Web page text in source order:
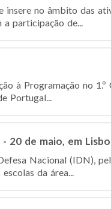
insere no âmbito das
participação de...
à Programação no 1.º
Portugal...
20 de maio, em
Nacional (IDN),
da área...